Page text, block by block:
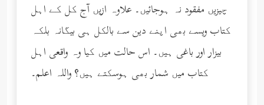
چیزیں مفقود نہ ہوجائیں۔ علاوہ ازیں آج کل کے اہل
کتاب ویسے بھی اپنے دین سے بالکل ہی بیگانہ بلکہ
بیزار اور باغی ہیں۔ اس حالت میں کیا وہ واقعی اہل
کتاب میں شمار بھی ہوسکتے ہیں؟ واللہ اعلم۔